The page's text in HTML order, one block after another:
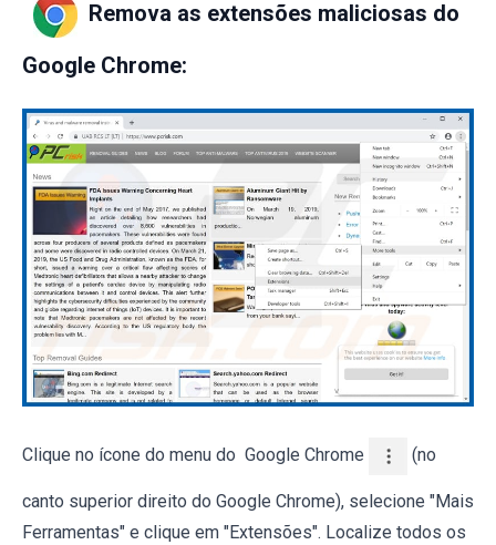
Remova as extensões maliciosas do
Google Chrome:
Clique no ícone do menu do Google Chrome (no
canto superior direito do Google Chrome), selecione "Mais
Ferramentas" e clique em "Extensões". Localize todos os